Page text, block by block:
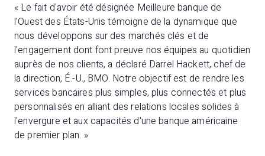
« Le fait d'avoir été désignée Meilleure banque de
l'Ouest des États-Unis témoigne de la dynamique que
nous développons sur des marchés clés et de
l'engagement dont font preuve nos équipes au quotidien
auprès de nos clients, a déclaré Darrel Hackett, chef de
la direction, É.-U., BMO. Notre objectif est de rendre les
services bancaires plus simples, plus connectés et plus
personnalisés en alliant des relations locales solides à
l'envergure et aux capacités d'une banque américaine
de premier plan. »